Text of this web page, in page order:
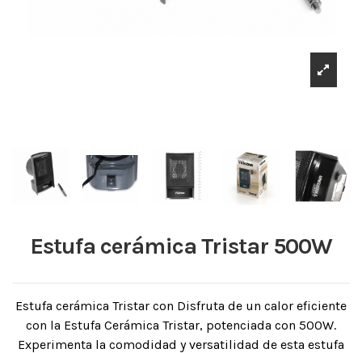
Estufa cerámica Tristar 500W
Estufa cerámica Tristar con Disfruta de un calor eficiente
con la Estufa Cerámica Tristar, potenciada con 500W.
Experimenta la comodidad y versatilidad de esta estufa